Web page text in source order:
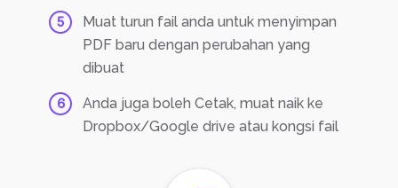
5
Muat turun fail anda untuk menyimpan
PDF baru dengan perubahan yang
dibuat
6
Anda juga boleh Cetak, muat naik ke
Dropbox/Google drive atau kongsi fail